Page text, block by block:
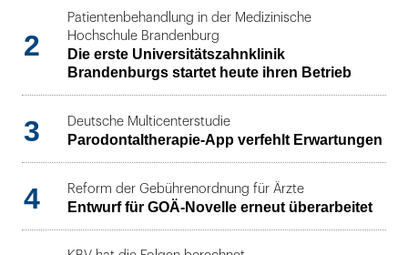
2
Patientenbehandlung in der Medizinische
Hochschule Brandenburg
Die erste Universitätszahnklinik
Brandenburgs startet heute ihren Betrieb
3 Deutsche Multicenterstudie
Parodontaltherapie-App verfehlt Erwartungen
4 Reform der Gebührenordnung für Ärzte
Entwurf für GOÄ-Novelle erneut überarbeitet